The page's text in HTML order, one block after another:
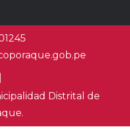
Distrital de